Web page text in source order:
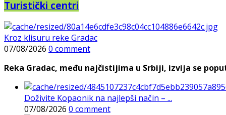
Turistički centri
Kroz klisuru reke Gradac
07/08/2026 0 comment
Reka Gradac, među najčistijima u Srbiji, izvija se
Doživite Kopaonik na najlepši način – ...
07/08/2026 0 comment